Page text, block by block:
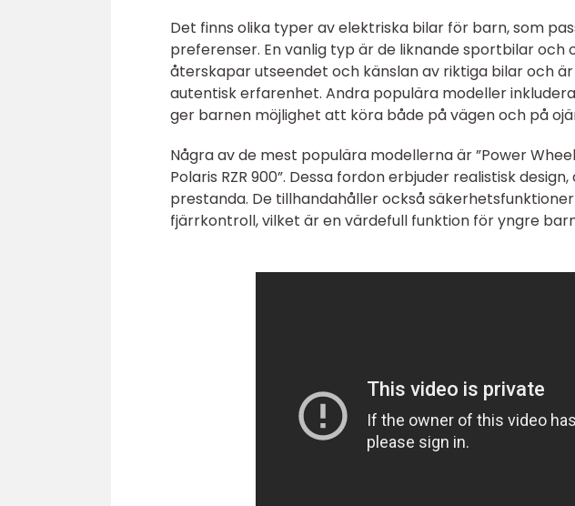
Det finns olika typer av elektriska bilar för barn, som
preferenser. En vanlig typ är de liknande sportbilar
återskapar utseendet och känslan av riktiga bilar och
autentisk erfarenhet. Andra populära modeller
ger barnen möjlighet att köra både på vägen och på
Några av de mest populära modellerna är ”Power
Polaris RZR 900”. Dessa fordon erbjuder realistisk
prestanda. De tillhandahåller också
fjärrkontroll, vilket är en värdefull funktion för yngre